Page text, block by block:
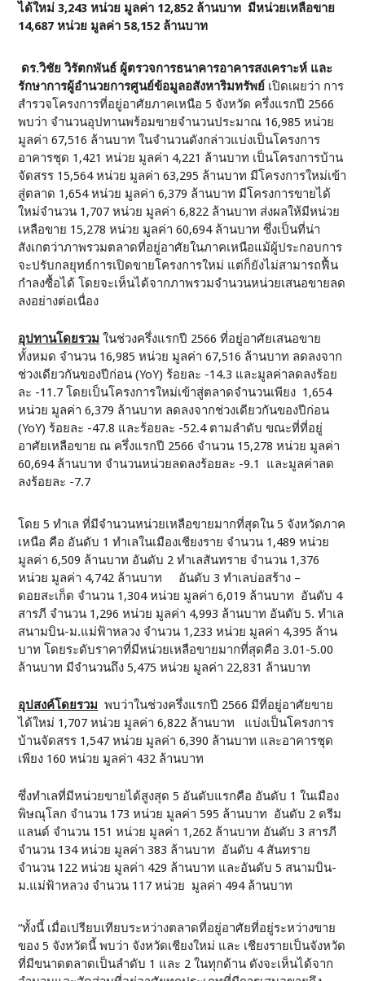
ได้ใหม่ 3,243 หน่วย มูลค่า 12,852 ล้านบาท มีหน่วยเหลือขาย
14,687 หน่วย มูลค่า 58,152 ล้านบาท
ดร.วิชัย วิรัตกพันธ์ ผู้ตรวจการธนาคารอาคารสงเคราะห์ และ
รักษาการผู้อำนวยการศูนย์ข้อมูลอสังหาริมทรัพย์ เปิดเผยว่า การ
สำรวจโครงการที่อยู่อาศัยภาคเหนือ 5 จังหวัด ครึ่งแรกปี 2566
พบว่า จำนวนอุปทานพร้อมขายจำนวนประมาณ 16,985 หน่วย
มูลค่า 67,516 ล้านบาท ในจำนวนดังกล่าวแบ่งเป็นโครงการ
อาคารชุด 1,421 หน่วย มูลค่า 4,221 ล้านบาท เป็นโครงการบ้าน
จัดสรร 15,564 หน่วย มูลค่า 63,295 ล้านบาท มีโครงการใหม่เข้า
สู่ตลาด 1,654 หน่วย มูลค่า 6,379 ล้านบาท มีโครงการขายได้
ใหม่จำนวน 1,707 หน่วย มูลค่า 6,822 ล้านบาท ส่งผลให้มีหน่วย
เหลือขาย 15,278 หน่วย มูลค่า 60,694 ล้านบาท ซึ่งเป็นที่น่า
สังเกตว่าภาพรวมตลาดที่อยู่อาศัยในภาคเหนือแม้ผู้ประกอบการ
จะปรับกลยุทธ์การเปิดขายโครงการใหม่ แต่ก็ยังไม่สามารถฟื้น
กำลงซื้อได้ โดยจะเห็นได้จากภาพรวมจำนวนหน่วยเสนอขายลด
ลงอย่างต่อเนื่อง
อุปทานโดยรวม ในช่วงครึ่งแรกปี 2566 ที่อยู่อาศัยเสนอขาย
ทั้งหมด จำนวน 16,985 หน่วย มูลค่า 67,516 ล้านบาท ลดลงจาก
ช่วงเดียวกันของปีก่อน (YoY) ร้อยละ -14.3 และมูลค่าลดลงร้อย
ละ -11.7 โดยเป็นโครงการใหม่เข้าสู่ตลาดจำนวนเพียง 1,654
หน่วย มูลค่า 6,379 ล้านบาท ลดลงจากช่วงเดียวกันของปีก่อน
(YoY) ร้อยละ -47.8 และร้อยละ -52.4 ตามลำดับ ขณะที่ที่อยู่
อาศัยเหลือขาย ณ ครึ่งแรกปี 2566 จำนวน 15,278 หน่วย มูลค่า
60,694 ล้านบาท จำนวนหน่วยลดลงร้อยละ -9.1 และมูลค่าลด
ลงร้อยละ -7.7
โดย 5 ทำเล ที่มีจำนวนหน่วยเหลือขายมากที่สุดใน 5 จังหวัดภาค
เหนือ คือ อันดับ 1 ทำเลในเมืองเชียงราย จำนวน 1,489 หน่วย
มูลค่า 6,509 ล้านบาท อันดับ 2 ทำเลสันทราย จำนวน 1,376
หน่วย มูลค่า 4,742 ล้านบาท อันดับ 3 ทำเลบ่อสร้าง –
ดอยสะเก็ด จำนวน 1,304 หน่วย มูลค่า 6,019 ล้านบาท อันดับ 4
สารภี จำนวน 1,296 หน่วย มูลค่า 4,993 ล้านบาท อันดับ 5. ทำเล
สนามบิน-ม.แม่ฟ้าหลวง จำนวน 1,233 หน่วย มูลค่า 4,395 ล้าน
บาท โดยระดับราคาที่มีหน่วยเหลือขายมากที่สุดคือ 3.01-5.00
ล้านบาท มีจำนวนถึง 5,475 หน่วย มูลค่า 22,831 ล้านบาท
อุปสงค์โดยรวม พบว่าในช่วงครึ่งแรกปี 2566 มีที่อยู่อาศัยขาย
ได้ใหม่ 1,707 หน่วย มูลค่า 6,822 ล้านบาท แบ่งเป็นโครงการ
บ้านจัดสรร 1,547 หน่วย มูลค่า 6,390 ล้านบาท และอาคารชุด
เพียง 160 หน่วย มูลค่า 432 ล้านบาท
ซึ่งทำเลที่มีหน่วยขายได้สูงสุด 5 อันดับแรกคือ อันดับ 1 ในเมือง
พิษณุโลก จำนวน 173 หน่วย มูลค่า 595 ล้านบาท อันดับ 2 ดรีม
แลนด์ จำนวน 151 หน่วย มูลค่า 1,262 ล้านบาท อันดับ 3 สารภี
จำนวน 134 หน่วย มูลค่า 383 ล้านบาท อันดับ 4 สันทราย
จำนวน 122 หน่วย มูลค่า 429 ล้านบาท และอันดับ 5 สนามบิน-
ม.แม่ฟ้าหลวง จำนวน 117 หน่วย มูลค่า 494 ล้านบาท
“ทั้งนี้ เมื่อเปรียบเทียบระหว่างตลาดที่อยู่อาศัยที่อยู่ระหว่างขาย
ของ 5 จังหวัดนี้ พบว่า จังหวัดเชียงใหม่ และ เชียงรายเป็นจังหวัด
ที่มีขนาดตลาดเป็นลำดับ 1 และ 2 ในทุกด้าน ดังจะเห็นได้จาก